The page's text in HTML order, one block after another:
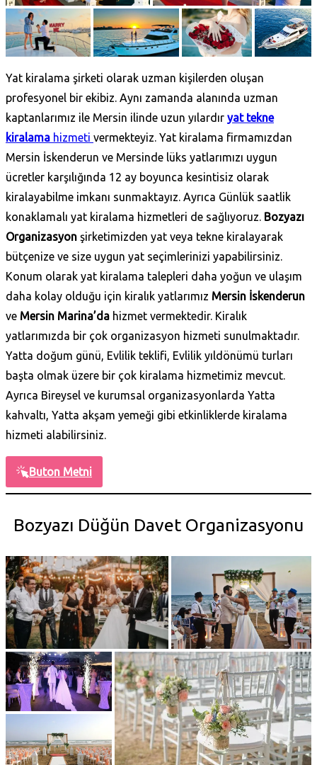
Yat kiralama şirketi olarak uzman kişilerden oluşan
profesyonel bir ekibiz. Aynı zamanda alanında uzman
kaptanlarımız ile Mersin ilinde uzun yılardır yat tekne
kiralama hizmeti vermekteyiz. Yat kiralama firmamızdan
Mersin İskenderun ve Mersinde lüks yatlarımızı uygun
ücretler karşılığında 12 ay boyunca kesintisiz olarak
kiralayabilme imkanı sunmaktayız. Ayrıca Günlük saatlik
konaklamalı yat kiralama hizmetleri de sağlıyoruz. Bozyazı
Organizasyon şirketimizden yat veya tekne kiralayarak
bütçenize ve size uygun yat seçimlerinizi yapabilirsiniz.
Konum olarak yat kiralama talepleri daha yoğun ve ulaşım
daha kolay olduğu için kiralık yatlarımız Mersin İskenderun
ve Mersin Marina’da hizmet vermektedir. Kiralık
yatlarımızda bir çok organizasyon hizmeti sunulmaktadır.
Yatta doğum günü, Evlilik teklifi, Evlilik yıldönümü turları
başta olmak üzere bir çok kiralama hizmetimiz mevcut.
Ayrıca Bireysel ve kurumsal organizasyonlarda Yatta
kahvaltı, Yatta akşam yemeği gibi etkinliklerde kiralama
hizmeti alabilirsiniz.
Buton Metni
Bozyazı Düğün Davet Organizasyonu